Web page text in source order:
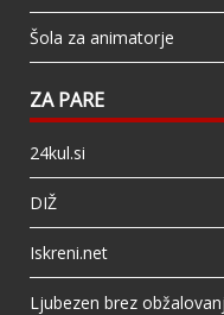
Šola za animatorje
ZA PARE
24kul.si
DIŽ
Iskreni.net
Ljubezen brez